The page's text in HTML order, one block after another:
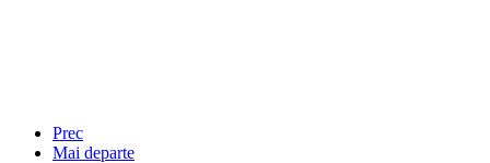
Prec
Mai departe